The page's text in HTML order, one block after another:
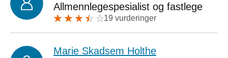
Allmennlegespesialist og fastlege
19 vurderinger
Marie Skadsem Holthe